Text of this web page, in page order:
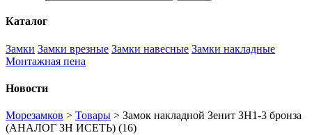
Каталог
Замки Замки врезные Замки навесные Замки накладные
Монтажная пена
Новости
Морезамков > Товары > Замок накладной Зенит ЗН1-3 бронза
(АНАЛОГ ЗН ИСЕТЬ) (16)